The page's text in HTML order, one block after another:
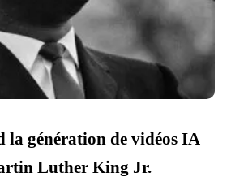
la génération de vidéos IA
Luther King Jr.